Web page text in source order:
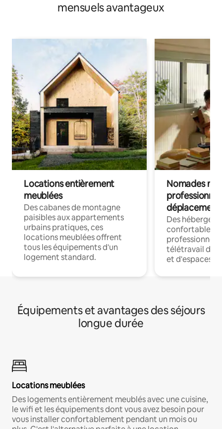
mensuels avantageux
Locations entièrement
meublées
Des cabanes de montagne
paisibles aux appartements
urbains pratiques, ces
locations meublées offrent
tous les équipements d'un
logement standard.
Nomades
déplacement
Des
confortables
professionnels
télétravail
et d'espaces
Équipements et avantages des séjours
longue durée
Locations meublées
Des logements entièrement meublés avec une cuisine,
le wifi et les équipements dont vous avez besoin pour
vous installer confortablement pendant un mois ou